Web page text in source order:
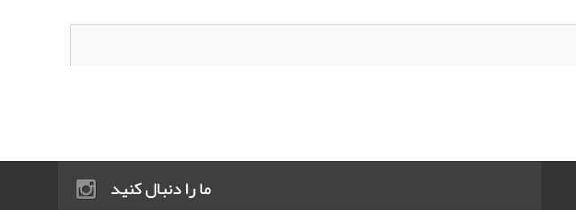
ما را دنبال کنید